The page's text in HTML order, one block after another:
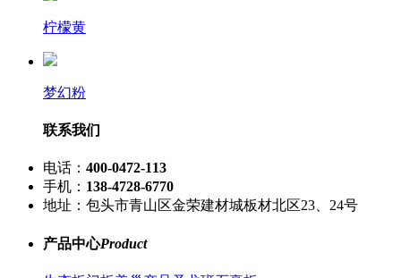
柠檬黄
梦幻粉
联系我们
电话： 400-0472-113
手机： 138-4728-6770
地址：包头市青山区金荣建材城板材北区23、24号
产品中心Product